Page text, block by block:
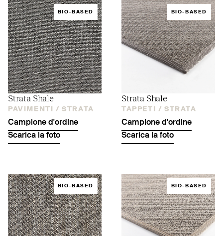
BIO-BASED
Strata Shale
PAVIMENTI / STRATA
Campione d'ordine
Scarica la foto
BIO-BASED
Strata Shale
TAPPETI / STRATA
Campione d'ordine
Scarica la foto
BIO-BASED BIO-BASED